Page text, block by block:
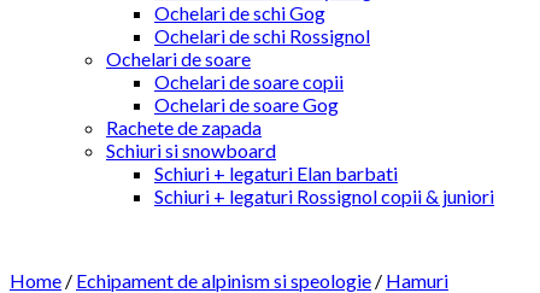
Ochelari de schi Gog
Ochelari de schi Rossignol
Ochelari de soare
Ochelari de soare copii
Ochelari de soare Gog
Rachete de zapada
Schiuri si snowboard
Schiuri + legaturi Elan barbati
Schiuri + legaturi Rossignol copii & juniori
Home / Echipament de alpinism si speologie / Hamuri